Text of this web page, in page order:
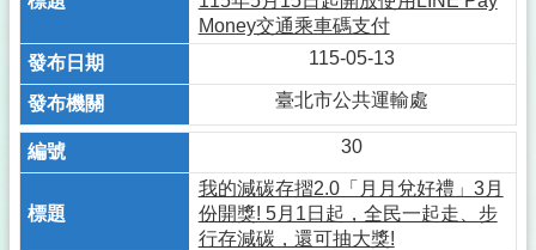
Money交通乘車碼支付
115-05-13
臺北市公共運輸處
30
我的減碳存摺2.0「月月兌好禮」3月
份開獎! 5月1日起，全民一起走、步
行存減碳，還可抽大獎!